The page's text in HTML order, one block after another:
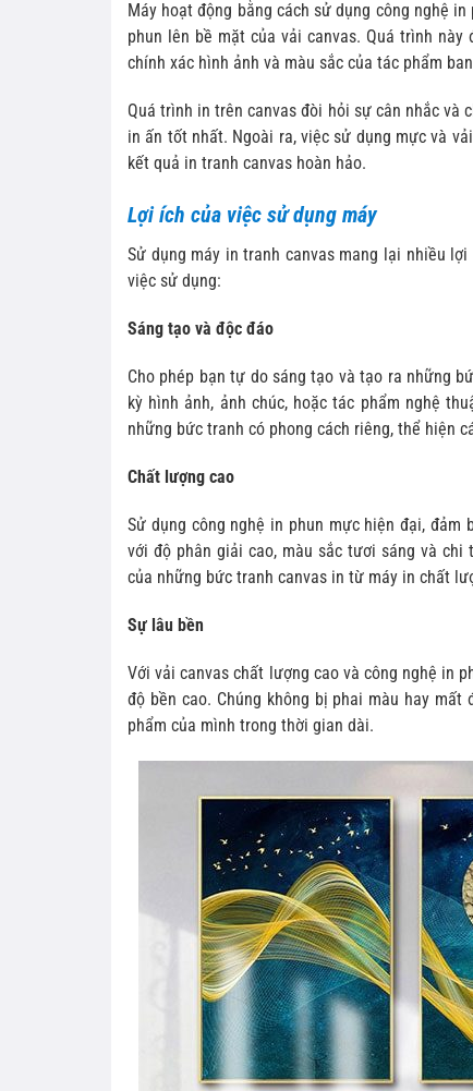
Máy hoạt động bằng cách sử dụng công nghệ
phun lên bề mặt của vải canvas. Quá trình
chính xác hình ảnh và màu sắc của tác phẩm
Quá trình in trên canvas đòi hỏi sự cân nhắc và
in ấn tốt nhất. Ngoài ra, việc sử dụng mực và
kết quả in tranh canvas hoàn hảo.
Lợi ích của việc sử dụng máy
Sử dụng máy in tranh canvas mang lại nhiều
việc sử dụng:
Sáng tạo và độc đáo
Cho phép bạn tự do sáng tạo và tạo ra những
kỳ hình ảnh, ảnh chúc, hoặc tác phẩm nghệ
những bức tranh có phong cách riêng, thể hiện
Chất lượng cao
Sử dụng công nghệ in phun mực hiện đại,
với độ phân giải cao, màu sắc tươi sáng và
của những bức tranh canvas in từ máy in chất
Sự lâu bền
Với vải canvas chất lượng cao và công nghệ in
độ bền cao. Chúng không bị phai màu hay
phẩm của mình trong thời gian dài.